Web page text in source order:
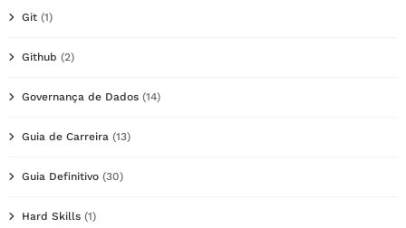
Git (1)
Github (2)
Governança de Dados (14)
Guia de Carreira (13)
Guia Definitivo (30)
Hard Skills (1)